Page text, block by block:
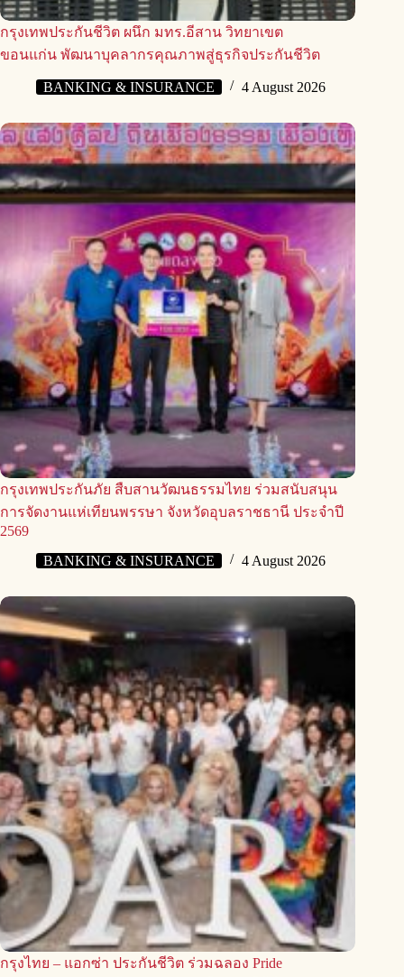
กรุงเทพประกันชีวิต ผนึก มทร.อีสาน วิทยาเขต
ขอนแก่น พัฒนาบุคลากรคุณภาพสู่ธุรกิจประกันชีวิต
BANKING & INSURANCE 4 August 2026
กรุงเทพประกันภัย สืบสานวัฒนธรรมไทย ร่วมสนับสนุน
การจัดงานแห่เทียนพรรษา จังหวัดอุบลราชธานี ประจำปี
2569
BANKING & INSURANCE
4 August 2026
กรุงไทย – แอกซ่า ประกันชีวิต ร่วมฉลอง Pride